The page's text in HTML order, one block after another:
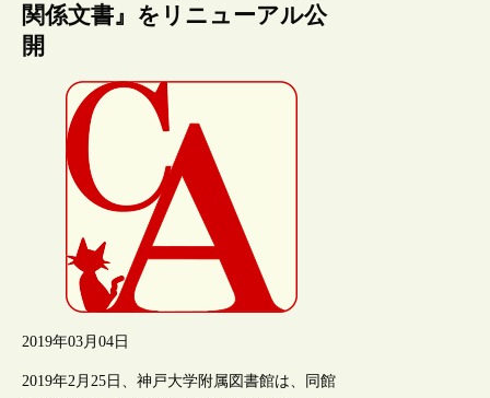
関係文書』をリニューアル公
開
2019年03月04日
2019年2月25日、神戸大学附属図書館は、同館